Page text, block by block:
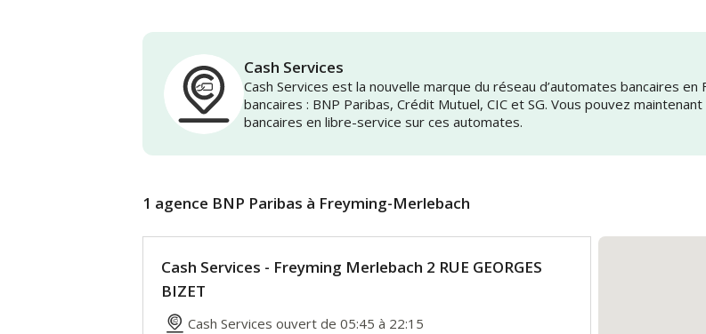
Cash Services
Cash Services est la nouvelle marque du réseau d’automates bancaires
bancaires : BNP Paribas, Crédit Mutuel, CIC et SG. Vous pouvez
bancaires en libre-service sur ces automates.
1 agence BNP Paribas à Freyming-Merlebach
Cash Services - Freyming Merlebach 2 RUE GEORGES
BIZET
Cash Services ouvert de 05:45 à 22:15